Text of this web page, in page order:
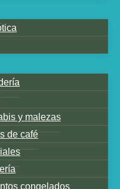
y malezas
de café
congelados
de energía.
embalaje
de embalaje
calidad de los